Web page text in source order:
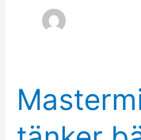
Mastermind
–
när